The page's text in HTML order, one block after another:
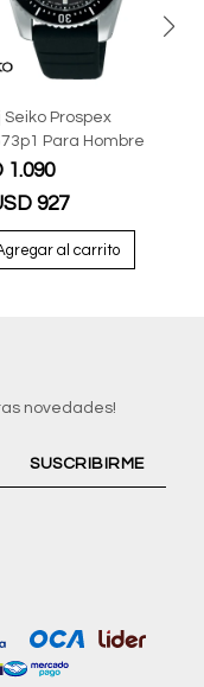
Seiko Prospex
Para Hombre
1.090
927
novedades!
SUSCRIBIRME